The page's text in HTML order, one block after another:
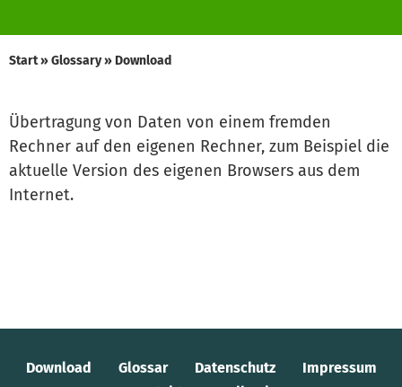
Start»Glossary» Download
Übertragung von Daten von einem fremden
Rechner auf den eigenen Rechner, zum Beispiel die
aktuelle Version des eigenen Browsers aus dem
Internet.
Download Glossar Datenschutz
Impressum